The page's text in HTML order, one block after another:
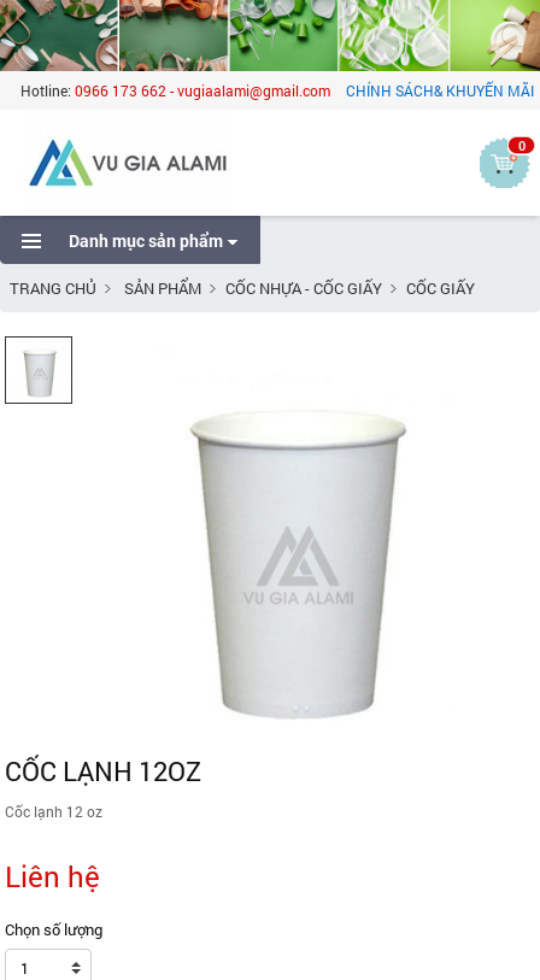
Hotline: 0966 173 662 - vugiaalami@gmail.com CHÍNH SÁCH& KHUYẾN MÃI
0
Danh mục sản phẩm
TRANG CHỦ SẢN PHẨM CỐC NHỰA - CỐC GIẤY CỐC GIẤY
CỐC LẠNH 12OZ
Cốc lạnh 12 oz
Liên hệ
Chọn số lượng
1